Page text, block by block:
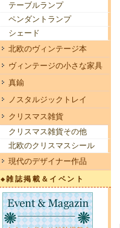
テーブルランプ
ペンダントランプ
シェード
北欧のヴィンテージ本
ヴィンテージの小さな家具
真鍮
ノスタルジックトレイ
クリスマス雑貨
クリスマス雑貨その他
北欧のクリスマスシール
現代のデザイナー作品
◆雑誌掲載＆イベント